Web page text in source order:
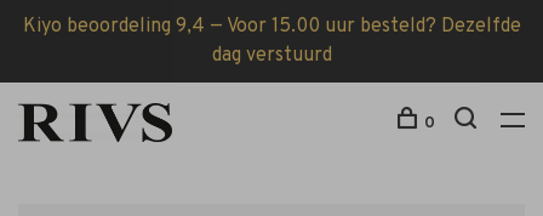
Kiyo beoordeling 9,4 — Voor 15.00 uur besteld? Dezelfde
dag verstuurd
0